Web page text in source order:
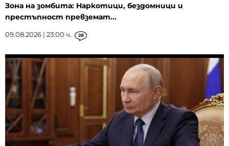
Зона на зомбита: Наркотици, бездомници и
престъпност превземат...
09.08.2026 | 23:00 ч. 28